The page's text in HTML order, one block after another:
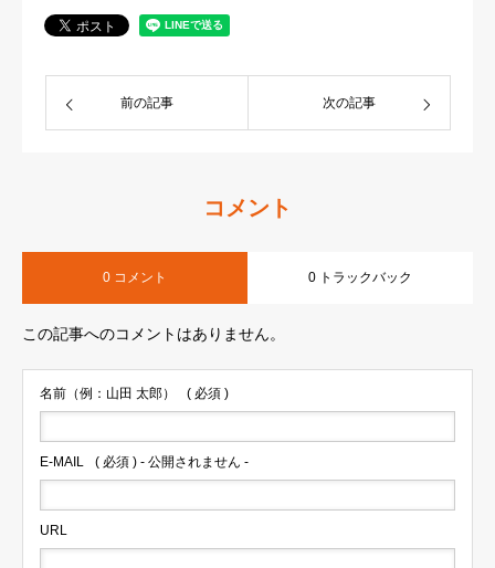
前の記事 次の記事
コメント
0 コメント 0 トラックバック
この記事へのコメントはありません。
名前（例：山田 太郎） ( 必須 )
E-MAIL ( 必須 ) - 公開されません -
URL